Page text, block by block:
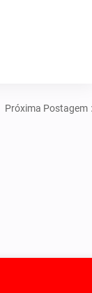
Próxima Postagem